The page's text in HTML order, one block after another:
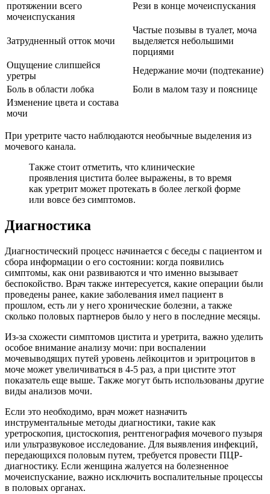
протяжении всего
мочеиспускания
Рези в конце мочеиспускания
Затрудненный отток мочи
Частые позывы в туалет, моча
выделяется небольшими
порциями
Ощущение слипшейся
уретры
Недержание мочи (подтекание)
Боль в области лобка
Боли в малом тазу и пояснице
Изменение цвета и состава
мочи
При уретрите часто наблюдаются необычные выделения из
мочевого канала.
Также стоит отметить, что клинические
проявления цистита более выражены, в то время
как уретрит может протекать в более легкой форме
или вовсе без симптомов.
Диагностика
Диагностический процесс начинается с беседы с пациентом и
сбора информации о его состоянии: когда появились
симптомы, как они развиваются и что именно вызывает
беспокойство. Врач также интересуется, какие операции были
проведены ранее, какие заболевания имел пациент в
прошлом, есть ли у него хронические болезни, а также
сколько половых партнеров было у него в последние месяцы.
Из-за схожести симптомов цистита и уретрита, важно уделить
особое внимание анализу мочи: при воспалении
мочевыводящих путей уровень лейкоцитов и эритроцитов в
моче может увеличиваться в 4-5 раз, а при цистите этот
показатель еще выше. Также могут быть использованы другие
виды анализов мочи.
Если это необходимо, врач может назначить
инструментальные методы диагностики, такие как
уретроскопия, цистоскопия, рентгенография мочевого пузыря
или ультразвуковое исследование. Для выявления инфекций,
передающихся половым путем, требуется провести ПЦР-
диагностику. Если женщина жалуется на болезненное
мочеиспускание, важно исключить воспалительные процессы
в половых органах.